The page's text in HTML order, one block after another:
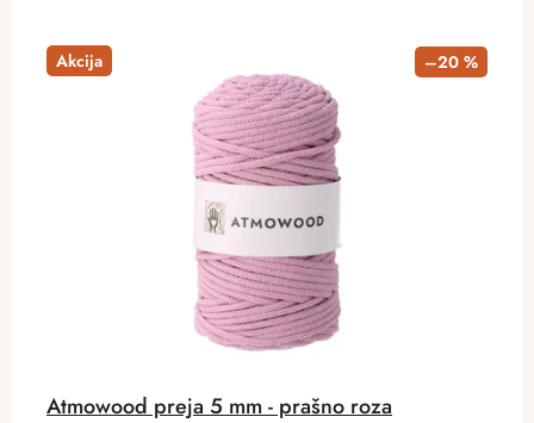
Akcija –20 %
Atmowood preja 5 mm - prašno roza